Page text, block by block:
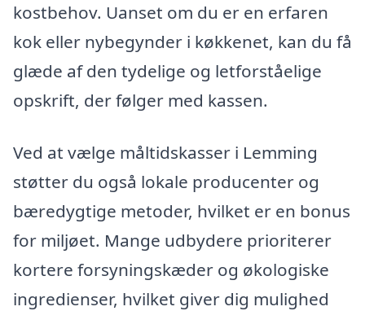
kostbehov. Uanset om du er en erfaren
kok eller nybegynder i køkkenet, kan du få
glæde af den tydelige og letforståelige
opskrift, der følger med kassen.
Ved at vælge måltidskasser i Lemming
støtter du også lokale producenter og
bæredygtige metoder, hvilket er en bonus
for miljøet. Mange udbydere prioriterer
kortere forsyningskæder og økologiske
ingredienser, hvilket giver dig mulighed